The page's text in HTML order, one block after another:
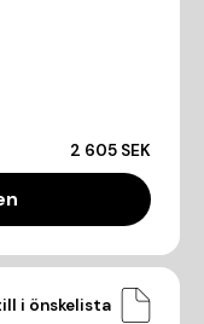
2 605 SEK
i önskelista